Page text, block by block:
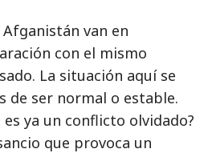
van en
con el mismo
La situación aquí se
de ser normal o estable.
ya un conflicto olvidado?
que provoca un